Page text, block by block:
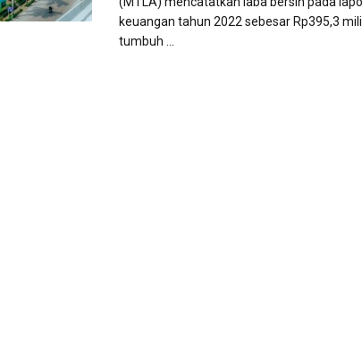
keuangan tahun 2022 sebesar Rp395,3
tumbuh ...